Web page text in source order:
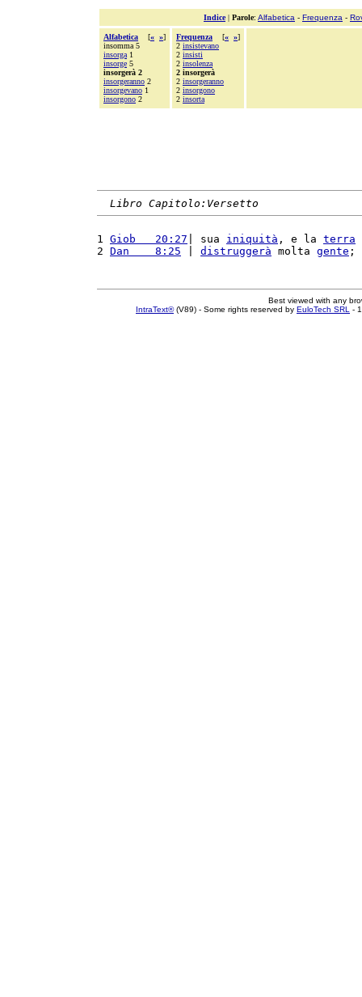
Indice| Parole: Alfabetica - Frequenza -
Alfabetica [« »]
insomma 5
insorga 1
insorge 5
insorgerà 2
insorgeranno 2
insorgevano 1
insorgono 2
Frequenza [« »]
2 insistevano
2 insisti
2 insolenza
2 insorgerà
2 insorgeranno
2 insorgono
2 insorta
Libro Capitolo:Versetto
1 Giob   20:27 | sua iniquità , e la terra
2 Dan    8:25 distruggerà molta gente ;
Best viewed with any
IntraText®(V89) - Some rights reserved by EuloTech SRL -